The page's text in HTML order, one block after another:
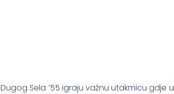
Sela ’55 igraju važnu utakmicu gdje u